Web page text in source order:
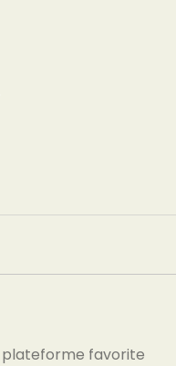
plateforme favorite